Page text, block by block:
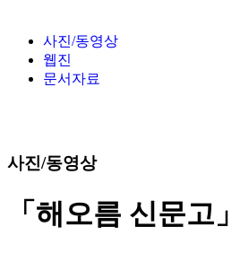
사진/동영상
웹진
문서자료
사진/동영상
「해오름 신문고